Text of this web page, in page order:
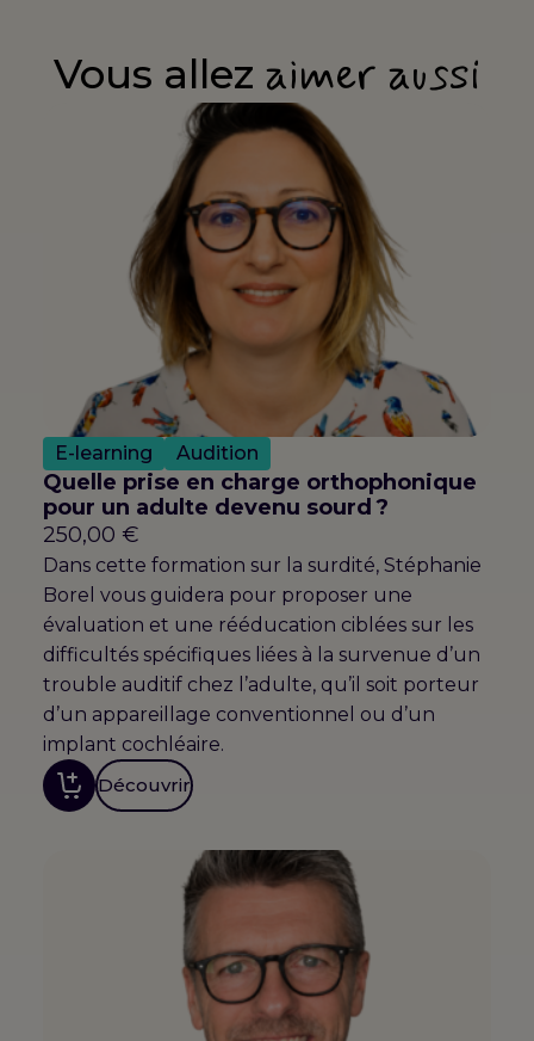
Vous allez aimer aussi
E-learning Audition
Quelle prise en charge orthophonique
pour un adulte devenu sourd ?
250,00 €
Dans cette formation sur la surdité, Stéphanie
Borel vous guidera pour proposer une
évaluation et une rééducation ciblées sur les
difficultés spécifiques liées à la survenue d’un
trouble auditif chez l’adulte, qu’il soit porteur
d’un appareillage conventionnel ou d’un
implant cochléaire.
Découvrir